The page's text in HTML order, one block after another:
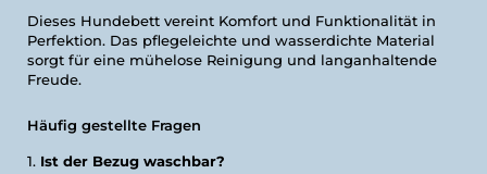
Dieses Hundebett vereint Komfort und Funktionalität in
Perfektion. Das pflegeleichte und wasserdichte Material
sorgt für eine mühelose Reinigung und langanhaltende
Freude.
Häufig gestellte Fragen
Ist der Bezug waschbar?